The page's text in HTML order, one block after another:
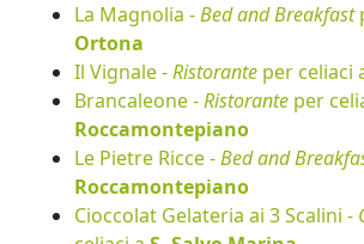
La Magnolia -Bed and Breakfast
Ortona
Il Vignale -Ristorante per celiaci
Brancaleone -Ristorante per
Roccamontepiano
Le Pietre Ricce -Bed and
Roccamontepiano
Cioccolat Gelateria ai 3 Scalini -